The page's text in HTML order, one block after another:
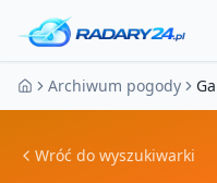
Strona główna
Archiwum pogody
Wróć do wyszukiwarki